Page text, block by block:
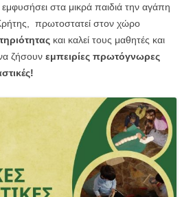
εμφυσήσει στα μικρά παιδιά την αγάπη
πρωτοστατεί στον χώρο
και καλεί τους μαθητές και
ζήσουν εμπειρίες πρωτόγνωρες